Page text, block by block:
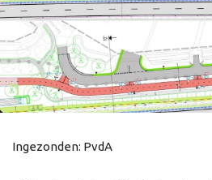
Ingezonden: PvdA